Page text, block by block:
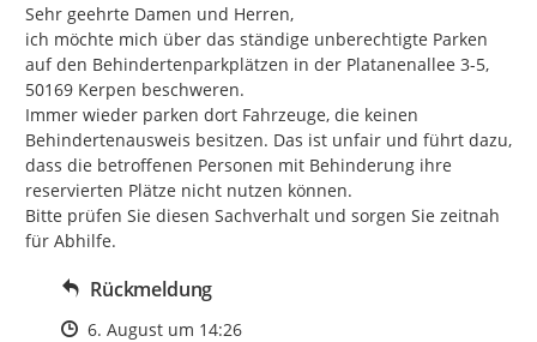
​Sehr geehrte Damen und Herren,
​ich möchte mich über das ständige unberechtigte Parken
auf den Behindertenparkplätzen in der Platanenallee 3-5,
50169 Kerpen beschweren.
​Immer wieder parken dort Fahrzeuge, die keinen
Behindertenausweis besitzen. Das ist unfair und führt dazu,
dass die betroffenen Personen mit Behinderung ihre
reservierten Plätze nicht nutzen können.
​Bitte prüfen Sie diesen Sachverhalt und sorgen Sie zeitnah
für Abhilfe.
Rückmeldung
Zeitpunkt des Erstellens
6. August um 14:26